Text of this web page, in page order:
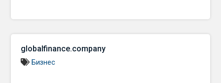
globalfinance.company
Бизнес